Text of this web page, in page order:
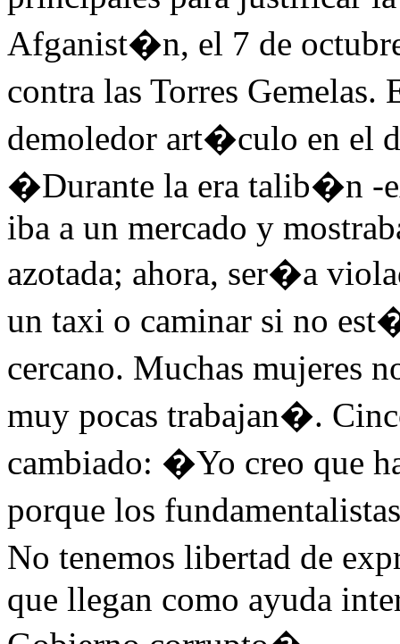
Afganist�n, el 7 de
contra las Torres
demoledor art�culo en el
�Durante la era talib�n -
iba a un mercado y
azotada; ahora, ser�a
un taxi o caminar si no
cercano. Muchas mujeres
muy pocas trabajan�.
cambiado: �Yo creo que
porque los
No tenemos libertad de
que llegan como ayuda